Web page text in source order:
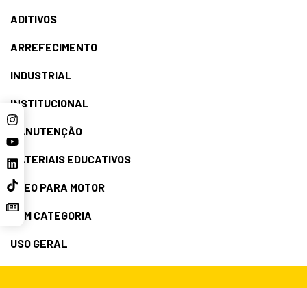
ADITIVOS
ARREFECIMENTO
INDUSTRIAL
INSTITUCIONAL
MANUTENÇÃO
MATERIAIS EDUCATIVOS
ÓLEO PARA MOTOR
SEM CATEGORIA
USO GERAL